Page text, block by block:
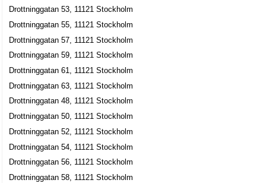
08-204058
Drottninggatan 102, 11160 Stockholm
Hans Waldaeus Anläggning AB
Hans Arne Waldaeus
08-4114911
Drottninggatan 102, 11160 Stockholm
Kafé Esaias AB
Karl Arvid Joakim Gävert
Drottninggatan 102, 11160 Stockholm
Restaurang Underbar på Drottninggatan AB
Anneli Aho Kasomelke
Drottninggatan 53, 11121 Stockholm
Drottninggatan 55, 11121 Stockholm
Drottninggatan 57, 11121 Stockholm
Drottninggatan 59, 11121 Stockholm
Drottninggatan 61, 11121 Stockholm
Drottninggatan 63, 11121 Stockholm
Drottninggatan 48, 11121 Stockholm
Drottninggatan 50, 11121 Stockholm
Drottninggatan 52, 11121 Stockholm
Drottninggatan 54, 11121 Stockholm
Drottninggatan 56, 11121 Stockholm
Drottninggatan 58, 11121 Stockholm